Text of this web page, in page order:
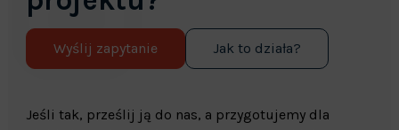
Wyślij zapytanie Jak to działa?
Jeśli tak, prześlij ją do nas, a przygotujemy dla